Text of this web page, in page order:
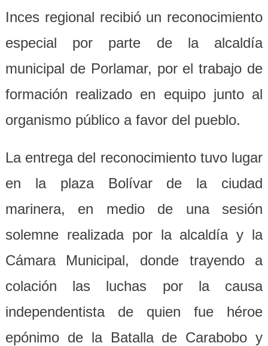
Inces regional recibió un reconocimiento
especial por parte de la alcaldía
municipal de Porlamar, por el trabajo de
formación realizado en equipo junto al
organismo público a favor del pueblo.
La entrega del reconocimiento tuvo lugar
en la plaza Bolívar de la ciudad
marinera, en medio de una sesión
solemne realizada por la alcaldía y la
Cámara Municipal, donde trayendo a
colación las luchas por la causa
independentista de quien fue héroe
epónimo de la Batalla de Carabobo y